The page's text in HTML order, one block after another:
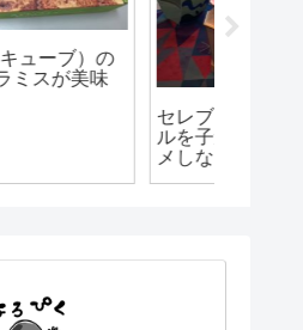
セレブレーションホテ
ルを子連れだとオスス